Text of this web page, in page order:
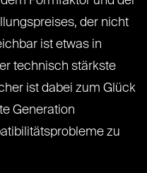
der nicht
ist etwas in
technisch stärkste
ist dabei zum Glück
Generation
zu